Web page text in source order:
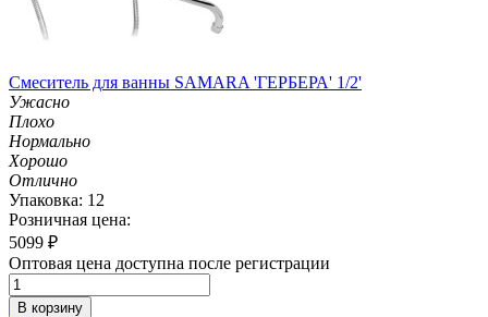
Смеситель для ванны SAMARA 'ГЕРБЕРА' 1/2'
Ужасно
Плохо
Нормально
Хорошо
Отлично
Упаковка: 12
Розничная цена:
5099 ₽
Оптовая цена доступна после регистрации
В корзину